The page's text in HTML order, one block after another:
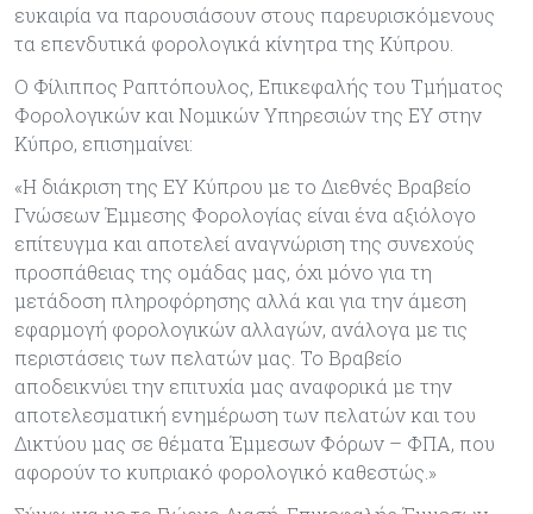
ευκαιρία να παρουσιάσουν στους παρευρισκόμενους
τα επενδυτικά φορολογικά κίνητρα της Κύπρου.
Ο Φίλιππος Ραπτόπουλος, Επικεφαλής του Τμήματος
Φορολογικών και Νομικών Υπηρεσιών της ΕΥ στην
Κύπρο, επισημαίνει:
«Η διάκριση της ΕΥ Κύπρου με το Διεθνές Βραβείο
Γνώσεων Έμμεσης Φορολογίας είναι ένα αξιόλογο
επίτευγμα και αποτελεί αναγνώριση της συνεχούς
προσπάθειας της ομάδας μας, όχι μόνο για τη
μετάδοση πληροφόρησης αλλά και για την άμεση
εφαρμογή φορολογικών αλλαγών, ανάλογα με τις
περιστάσεις των πελατών μας. To Βραβείο
αποδεικνύει την επιτυχία μας αναφορικά με την
αποτελεσματική ενημέρωση των πελατών και του
Δικτύου μας σε θέματα Έμμεσων Φόρων – ΦΠΑ, που
αφορούν τo κυπριακό φορολογικό καθεστώς.»